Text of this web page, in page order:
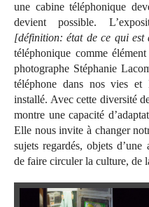
une cabine téléphonique
devient possible.
[définition: état de ce qui est
téléphonique comme
photographe Stéphanie
téléphone dans nos vies et
installé. Avec cette diversité
montre une capacité
Elle nous invite à changer
sujets regardés, objets
de faire circuler la culture, de